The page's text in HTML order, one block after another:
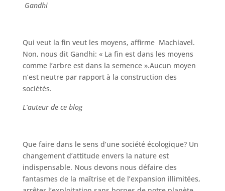
Gandhi
Qui veut la fin veut les moyens, affirme Machiavel.
Non, nous dit Gandhi: « La fin est dans les moyens
comme l’arbre est dans la semence ».Aucun moyen
n’est neutre par rapport à la construction des
sociétés.
L’auteur de ce blog
Que faire dans le sens d’une société écologique? Un
changement d’attitude envers la nature est
indispensable. Nous devons nous défaire des
fantasmes de la maîtrise et de l’expansion illimitées,